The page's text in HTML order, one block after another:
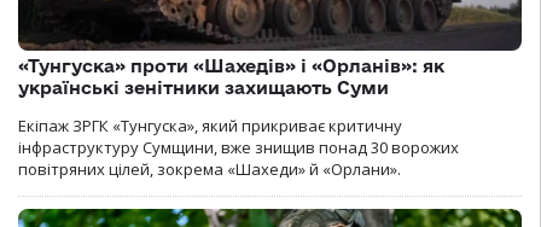
«Тунгуска» проти «Шахедів» і «Орланів»: як
українські зенітники захищають Суми
Екіпаж ЗРГК «Тунгуска», який прикриває критичну
інфраструктуру Сумщини, вже знищив понад 30 ворожих
повітряних цілей, зокрема «Шахеди» й «Орлани».